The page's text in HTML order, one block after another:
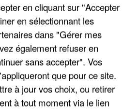
CHANTE
Voir plus
SUIS À DISPOSITION DES
en cliquant sur "Accepter
en sélectionnant les
dans "Gérer mes
également refuser en
sans accepter". Vos
que pour ce site.
à jour vos choix, ou retirer
à tout moment via le lien